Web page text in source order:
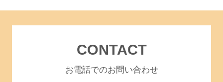
CONTACT
お電話でのお問い合わせ